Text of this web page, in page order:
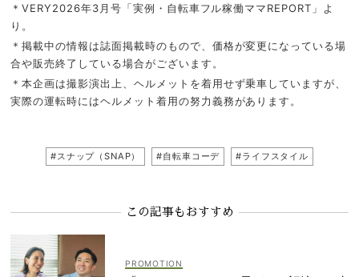
＊VERY2026年3月号「実例・自転車フル稼働ママREPORT」よ
り。
＊掲載中の情報は誌面掲載時のもので、価格が変更になっている場
合や販売終了している場合がございます。
＊本企画は撮影演出上、ヘルメットを着用せず乗車していますが、
実際の運転時にはヘルメット着用の努力義務があります。
#スナップ（SNAP） #自転車コーデ #ライフスタイル
この記事もおすすめ